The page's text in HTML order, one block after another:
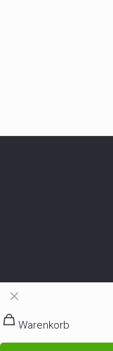
✕
Warenkorb